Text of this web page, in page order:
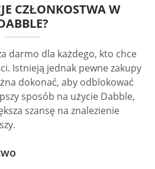
CZŁONKOSTWA W
darmo dla każdego, kto chce
Istnieją jednak pewne zakupy
dokonać, aby odblokować
sposób na użycie Dabble,
szansę na znalezienie